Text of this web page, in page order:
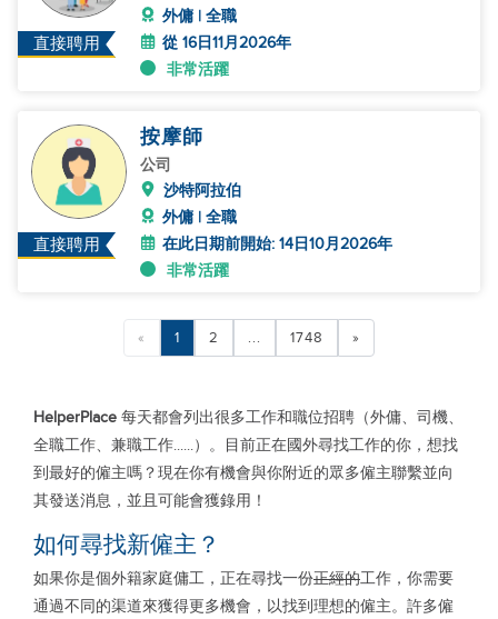
直接聘用
外傭 | 全職
從 16日11月2026年
非常活躍
直接聘用
按摩師
公司
沙特阿拉伯
外傭 | 全職
在此日期前開始: 14日10月2026年
非常活躍
« 1 2 ... 1748 »
HelperPlace 每天都會列出很多工作和職位招聘（外傭、司機、
全職工作、兼職工作......）。目前正在國外尋找工作的你，想找
到最好的僱主嗎？現在你有機會與你附近的眾多僱主聯繫並向
其發送消息，並且可能會獲錄用！
如何尋找新僱主？
如果你是個外籍家庭傭工，正在尋找一份正經的工作，你需要
通過不同的渠道來獲得更多機會，以找到理想的僱主。許多僱